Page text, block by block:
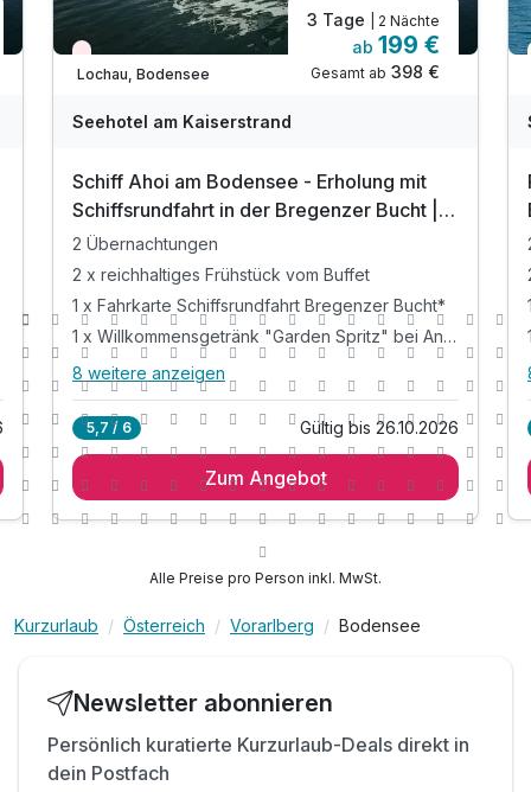
Nur noch Restplätze
Lochau, Bodensee
3 Tage | 2 Nächte
ab 199 €
Gesamt ab 398 €
Seehotel am Kaiserstrand
Schiff Ahoi am Bodensee - Erholung mit
Schiffsrundfahrt in der Bregenzer Bucht | 3
Tage
2 Übernachtungen
2 x reichhaltiges Frühstück vom Buffet
1 x Fahrkarte Schiffsrundfahrt Bregenzer Bucht*
1 x Willkommensgetränk "Garden Spritz" bei Anreise
Alle Inklusivleistungen 12 enthalten
2 Übernachtungen
2 x reichhaltiges Frühstück vom Buffet
1 x Fahrkarte Schiffsrundfahrt Bregenzer Bucht*
Uhr
inkl. Nutzung des Fitnessbereichs
inkl. Nutzung des Pool- und Wellnessbereichs
inkl. Leihbademantel, Badetasche und Slipper
8 weitere anzeigen
5,7 / 6 Gültig bis 26.10.2026
Zum Angebot
Alle Preise pro Person inkl. MwSt.
Kurzurlaub Österreich Vorarlberg Bodensee
Newsletter abonnieren
Persönlich kuratierte Kurzurlaub-Deals direkt in
dein Postfach